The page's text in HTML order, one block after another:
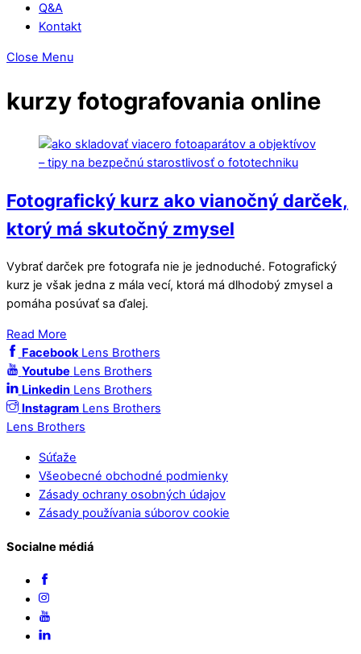
Q&A
Kontakt
Close Menu
kurzy fotografovania online
Fotografický kurz ako vianočný darček,
ktorý má skutočný zmysel
Vybrať darček pre fotografa nie je jednoduché. Fotografický
kurz je však jedna z mála vecí, ktorá má dlhodobý zmysel a
pomáha posúvať sa ďalej.
Read More
Facebook Lens Brothers
Youtube Lens Brothers
Linkedin Lens Brothers
Instagram Lens Brothers
Lens Brothers
Súťaže
Všeobecné obchodné podmienky
Zásady ochrany osobných údajov
Zásady používania súborov cookie
Socialne médiá